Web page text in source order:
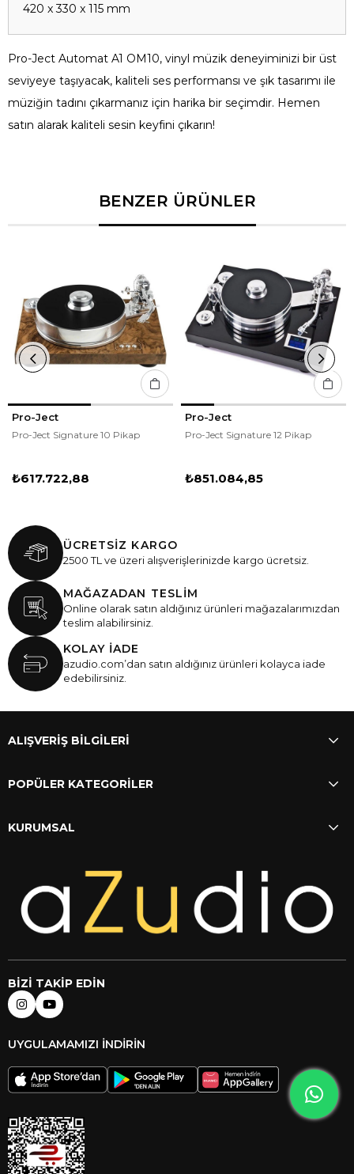
420 x 330 x 115 mm
Pro-Ject Automat A1 OM10, vinyl müzik deneyiminizi bir üst
seviyeye taşıyacak, kaliteli ses performansı ve şık tasarımı ile
müziğin tadını çıkarmanız için harika bir seçimdir. Hemen
satın alarak kaliteli sesin keyfini çıkarın!
BENZER ÜRÜNLER
Pro-Ject
Pro-Ject Signature 10 Pikap
₺617.722,88
Pro-Ject
Pro-Ject Signature 12 Pikap
₺851.084,85
ÜCRETSİZ KARGO
2500 TL ve üzeri alışverişlerinizde kargo ücretsiz.
MAĞAZADAN TESLİM
Online olarak satın aldığınız ürünleri mağazalarımızdan
teslim alabilirsiniz.
KOLAY İADE
azudio.com’dan satın aldığınız ürünleri kolayca iade
edebilirsiniz.
ALIŞVERİŞ BİLGİLERİ
POPÜLER KATEGORİLER
KURUMSAL
BİZİ TAKİP EDİN
UYGULAMAMIZI İNDİRİN